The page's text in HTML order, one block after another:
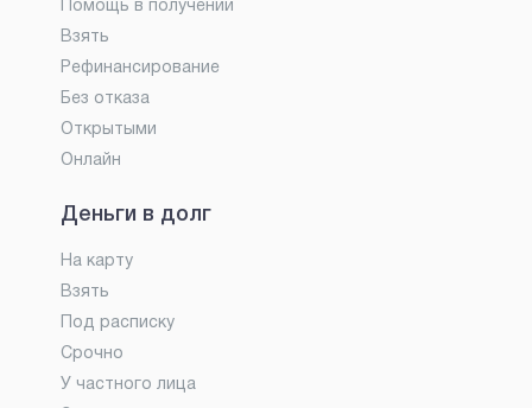
Помощь в получении
Взять
Рефинансирование
Без отказа
Открытыми
Онлайн
Деньги в долг
На карту
Взять
Под расписку
Срочно
У частного лица